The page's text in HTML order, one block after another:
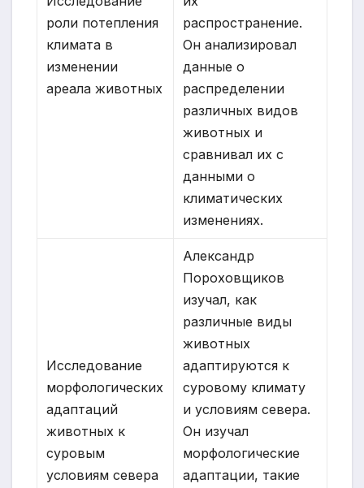
роли потепления
климата в
изменении
ареала животных
распространение.
Он анализировал
данные о
распределении
различных видов
животных и
сравнивал их с
данными о
климатических
изменениях.
Исследование
морфологических
адаптаций
животных к
суровым
условиям севера
Александр
Пороховщиков
изучал, как
различные виды
животных
адаптируются к
суровому климату
и условиям севера.
Он изучал
морфологические
адаптации, такие